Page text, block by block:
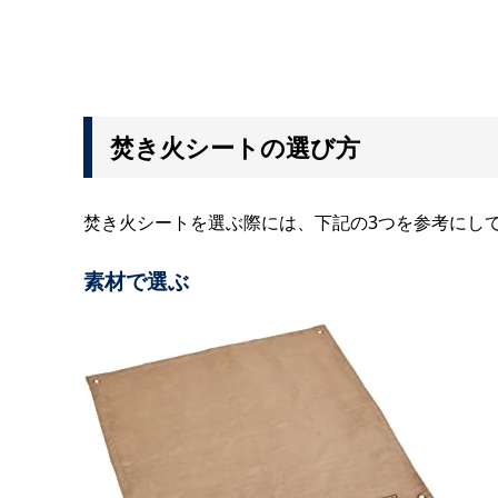
焚き火シートの選び方
焚き火シートを選ぶ際には、下記の3つを参考にし
素材で選ぶ